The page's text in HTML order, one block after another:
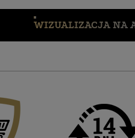
WIZUALIZACJA NA